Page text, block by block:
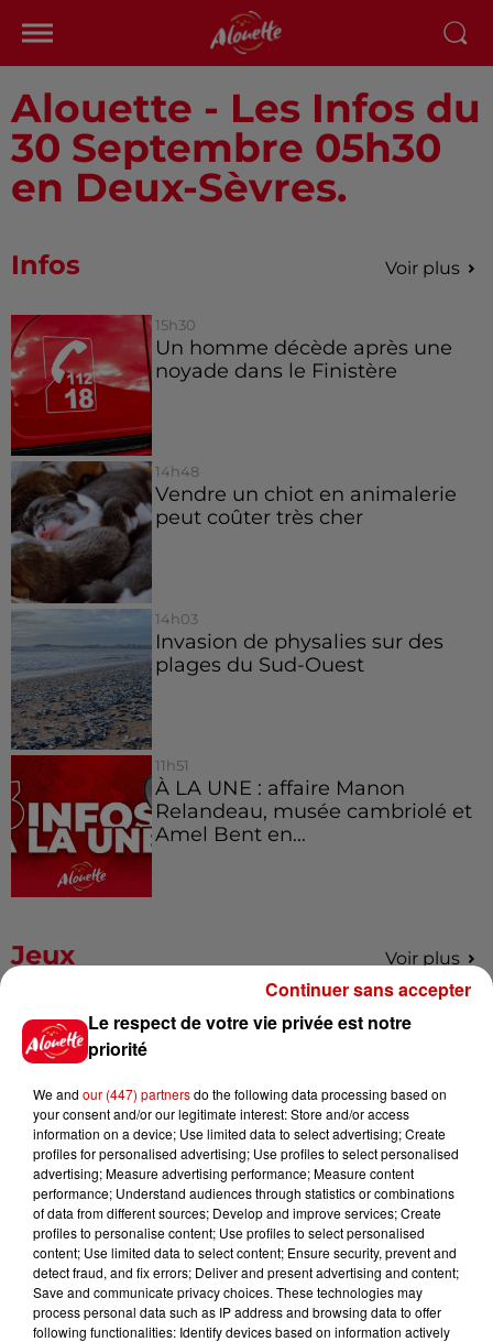
Alouette - Les Infos du
30 Septembre 05h30
en Deux-Sèvres.
Infos Voir plus
15h30
Un homme décède après une
noyade dans le Finistère
14h48
Vendre un chiot en animalerie
peut coûter très cher
14h03
Invasion de physalies sur des
plages du Sud-Ouest
11h51
À LA UNE : affaire Manon
Relandeau, musée cambriolé et
Amel Bent en...
Jeux Voir plus
Gagnez vos places pour le
Festival du Roi Arthur 2026 !
Gagnez vos entrées pour le
Musée du Sport Automobile au
Mans !
Alouette vous invite à
Futuroscope Xperiences !
Le respect de votre vie privée est notre
priorité
We and our (447) partnersdo the following data processing based on
your consent and/or our legitimate interest: Store and/or access
information on a device; Use limited data to select advertising; Create
profiles for personalised advertising; Use profiles to select personalised
advertising; Measure advertising performance; Measure content
performance; Understand audiences through statistics or combinations
of data from different sources; Develop and improve services; Create
profiles to personalise content; Use profiles to select personalised
content; Use limited data to select content; Ensure security, prevent and
detect fraud, and fix errors; Deliver and present advertising and content;
Save and communicate privacy choices. These technologies may
process personal data such as IP address and browsing data to offer
following functionalities: Identify devices based on information actively
Continuer sans accepter